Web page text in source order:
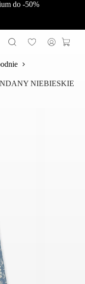
do -50%
Koszyk
NIEBIESKIE